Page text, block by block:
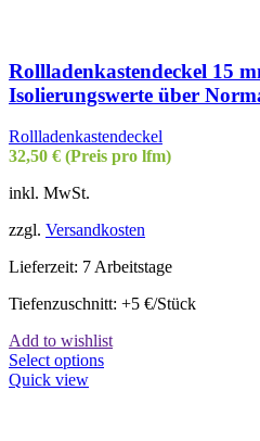
Rollladenkastendeckel 15
Isolierungswerte über
Rollladenkastendeckel
32,50 € (Preis pro lfm)
inkl. MwSt.
zzgl. Versandkosten
Lieferzeit: 7 Arbeitstage
Tiefenzuschnitt: +5 €/Stück
Add to wishlist
Select optionsDieses
Quick view